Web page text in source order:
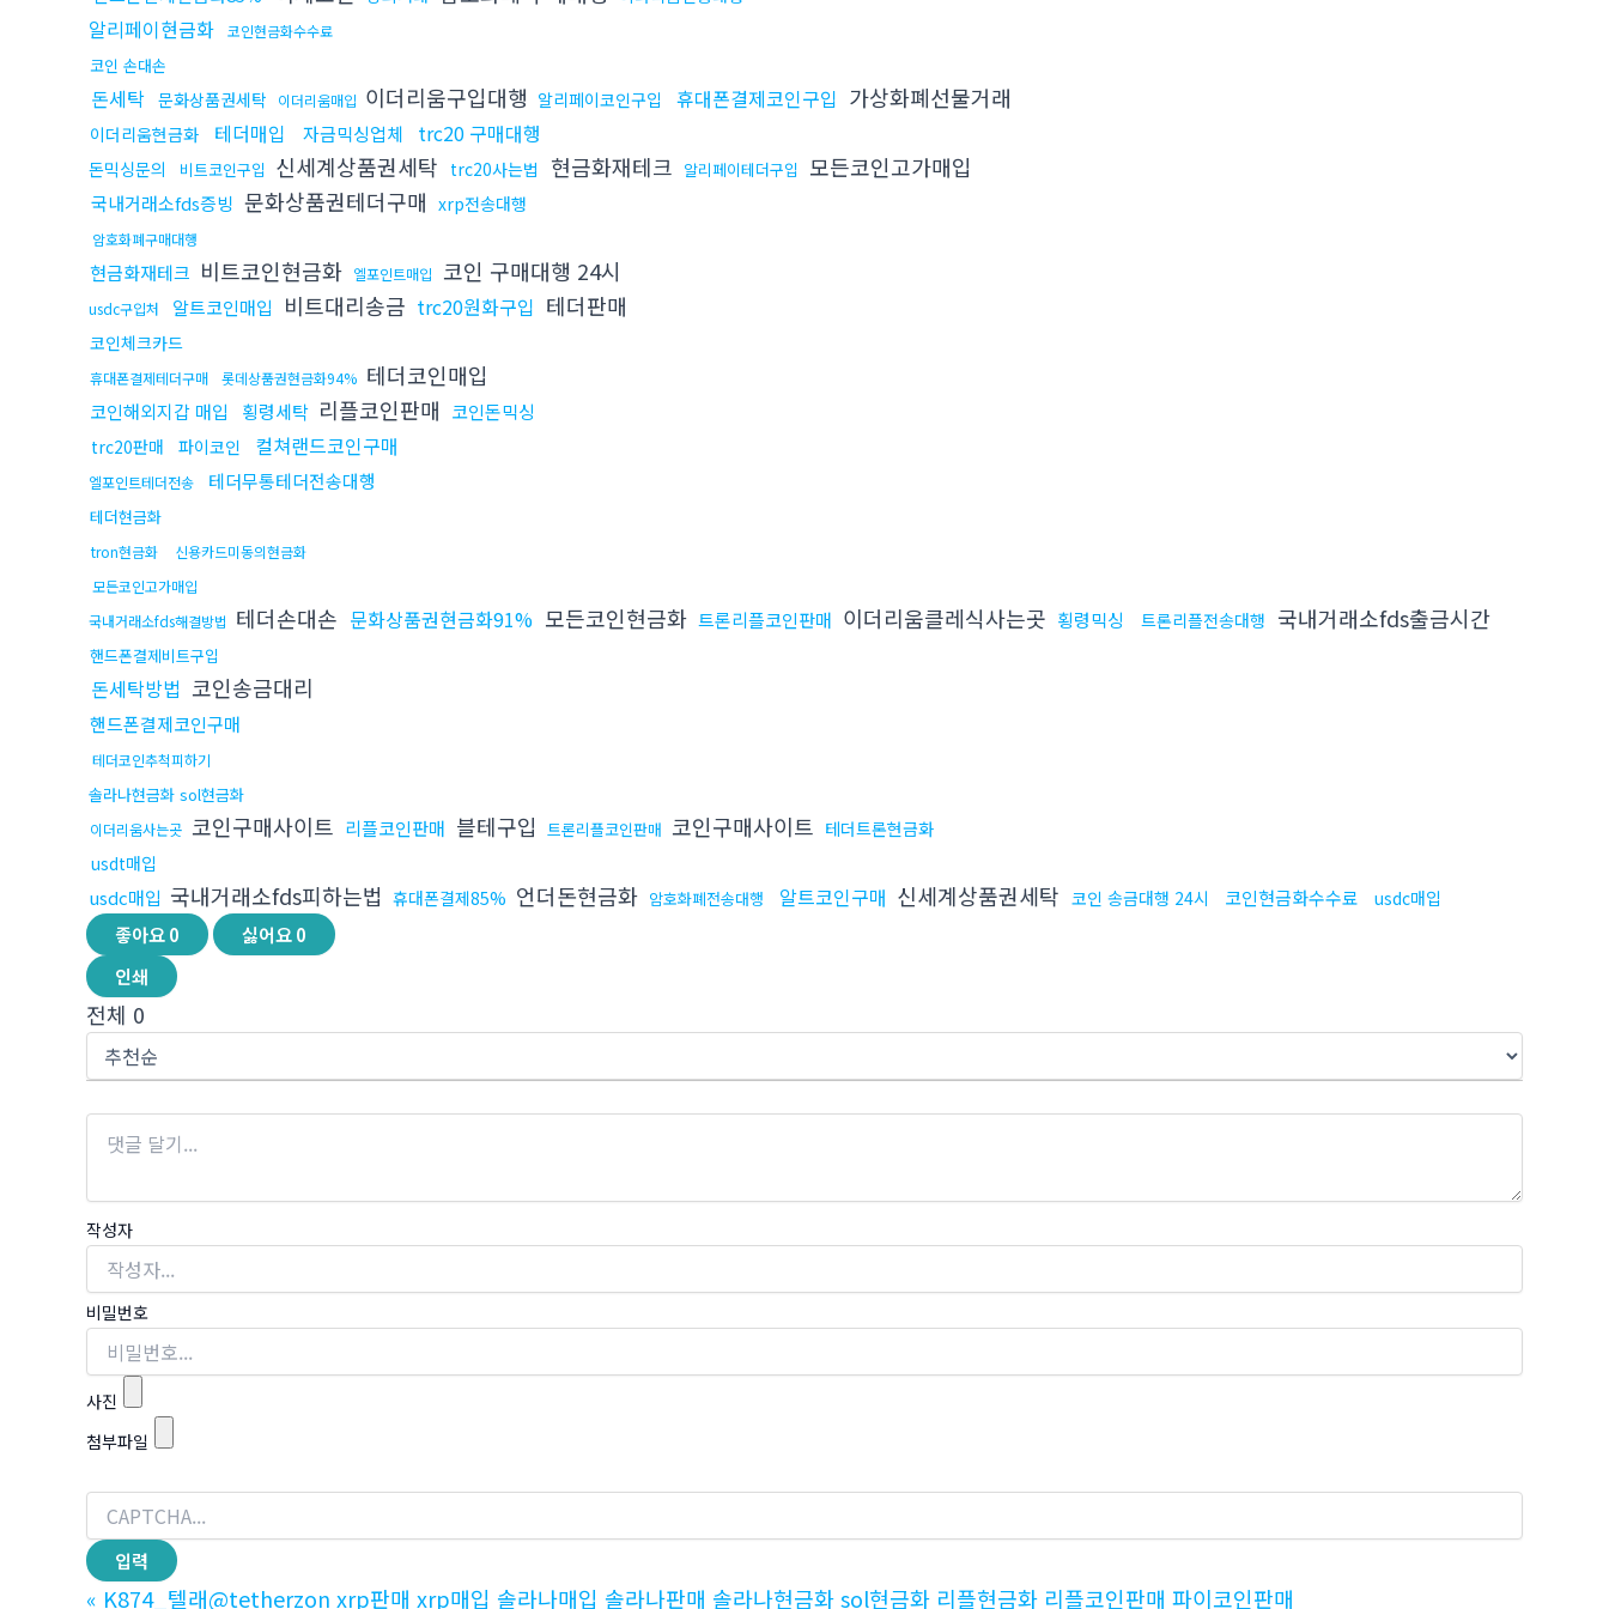
알리페이현금화 코인현금화수수료
코인 손대손
돈세탁 문화상품권세탁 이더리움매입 이더리움구입대행 알리페이코인구입 휴대폰결제코인구입 가상화폐선물거래
이더리움현금화 테더매입 자금믹싱업체 trc20 구매대행
돈믹싱문의 비트코인구입 신세계상품권세탁 trc20사는법 현금화재테크 알리페이테더구입 모든코인고가매입
국내거래소fds증빙 문화상품권테더구매 xrp전송대행
암호화폐구매대행
현금화재테크 비트코인현금화 엘포인트매입 코인 구매대행 24시
usdc구입처 알트코인매입 비트대리송금 trc20원화구입 테더판매
코인체크카드
휴대폰결제테더구매 롯데상품권현금화94% 테더코인매입
코인해외지갑 매입 횡령세탁 리플코인판매 코인돈믹싱
trc20판매 파이코인 컬쳐랜드코인구매
엘포인트테더전송 테더무통테더전송대행
테더현금화
tron현금화
신용카드미동의현금화
모든코인고가매입
국내거래소fds해결방법 테더손대손 문화상품권현금화91% 모든코인현금화 트론리플코인판매 이더리움클레식사는곳 횡령믹싱 트론리플전송대행 국내거래소fds출금시간
핸드폰결제비트구입
돈세탁방법 코인송금대리
핸드폰결제코인구매
테더코인추척피하기
솔라나현금화 sol현금화
이더리움사는곳 코인구매사이트 리플코인판매 블테구입 트론리플코인판매 코인구매사이트 테더트론현금화
usdt매입
usdc매입 국내거래소fds피하는법 휴대폰결제85% 언더돈현금화 암호화폐전송대행 알트코인구매 신세계상품권세탁 코인 송금대행 24시 코인현금화수수료 usdc매입
좋아요0 싫어요0
인쇄
전체 0
작성자
비밀번호
사진
첨부파일
« K874_텔래@tetherzon xrp판매 xrp매입 솔라나매입 솔라나판매 솔라나현금화 sol현금화 리플현금화 리플코인판매 파이코인판매